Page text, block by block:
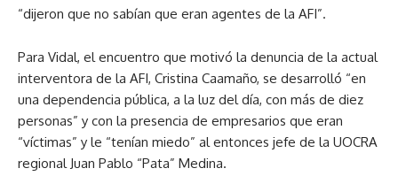
“dijeron que no sabían que eran agentes de la AFI”.
Para Vidal, el encuentro que motivó la denuncia de la actual
interventora de la AFI, Cristina Caamaño, se desarrolló “en
una dependencia pública, a la luz del día, con más de diez
personas” y con la presencia de empresarios que eran
“víctimas” y le “tenían miedo” al entonces jefe de la UOCRA
regional Juan Pablo “Pata” Medina.